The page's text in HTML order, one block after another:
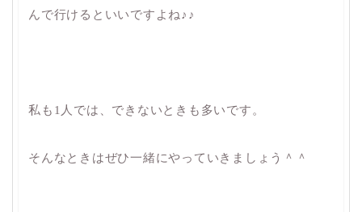
んで行けるといいですよね♪♪
私も1人では、できないときも多いです。
そんなときはぜひ一緒にやっていきましょう＾＾